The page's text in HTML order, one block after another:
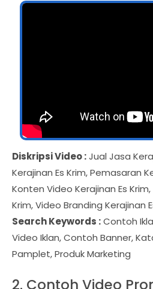
Diskripsi Video :Jual Jasa
Kerajinan Es Krim, Pemasaran
Konten Video Kerajinan Es
Krim, Video Branding Kerajinan
Search Keywords :Contoh
Video Iklan, Contoh Banner,
Pamplet, Produk Marketing
2. Contoh Video